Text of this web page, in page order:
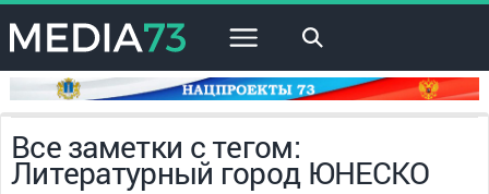
×
Все заметки с тегом:
Литературный город ЮНЕСКО